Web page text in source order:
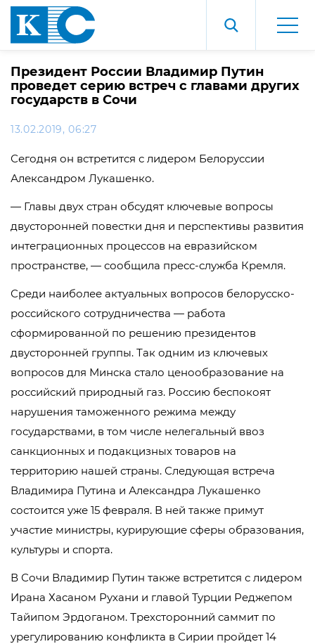
Президент России Владимир Путин
проведет серию встреч с главами других
государств в Сочи
13.02.2019, 06:27
Сегодня он встретится с лидером Белоруссии
Александром Лукашенко.
— Главы двух стран обсудят ключевые вопросы
двусторонней повестки дня и перспективы развития
интеграционных процессов на евразийском
пространстве, — сообщила пресс-служба Кремля.
Среди наиболее актуальных вопросов белорусско-
российского сотрудничества — работа
сформированной по решению президентов
двусторонней группы. Так одним из ключевых
вопросов для Минска стало ценообразование на
российский природный газ. Россию беспокоят
нарушения таможенного режима между
государствами, в том числе нелегальный ввоз
санкционных и подакцизных товаров на
территорию нашей страны. Следующая встреча
Владимира Путина и Александра Лукашенко
состоится уже 15 февраля. В ней также примут
участие министры, курирующие сферы образования,
культуры и спорта.
В Сочи Владимир Путин также встретится с лидером
Ирана Хасаном Рухани и главой Турции Реджепом
Тайипом Эрдоганом. Трехсторонний саммит по
урегулированию конфликта в Сирии пройдет 14